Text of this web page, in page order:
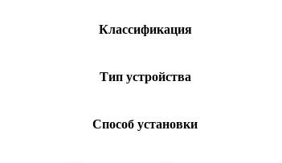
Классификация
Тип устройства
Способ установки